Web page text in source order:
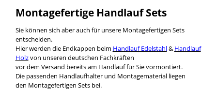
Montagefertige Handlauf Sets
Sie können sich aber auch für unsere Montagefertigen Sets
entscheiden.
Hier werden die Endkappen beim Handlauf Edelstahl& Handlauf
Holzvon unseren deutschen Fachkräften
vor dem Versand bereits am Handlauf für Sie vormontiert.
Die passenden Handlaufhalter und Montagematerial liegen
den Montagefertigen Sets bei.